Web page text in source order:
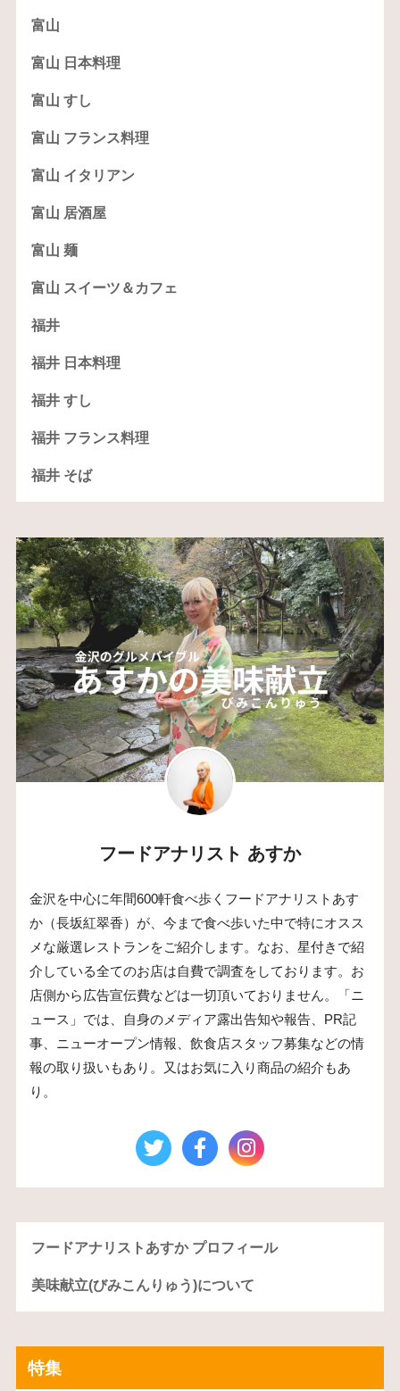
富山
富山 日本料理
富山 すし
富山 フランス料理
富山 イタリアン
富山 居酒屋
富山 麺
富山 スイーツ＆カフェ
福井
福井 日本料理
福井 すし
福井 フランス料理
福井 そば
フードアナリスト あすか
金沢を中心に年間600軒食べ歩くフードアナリストあす
か（長坂紅翠香）が、今まで食べ歩いた中で特にオスス
メな厳選レストランをご紹介します。なお、星付きで紹
介している全てのお店は自費で調査をしております。お
店側から広告宣伝費などは一切頂いておりません。「ニ
ュース」では、自身のメディア露出告知や報告、PR記
事、ニューオープン情報、飲食店スタッフ募集などの情
報の取り扱いもあり。又はお気に入り商品の紹介もあ
り。
フードアナリストあすか プロフィール
美味献立(びみこんりゅう)について
特集